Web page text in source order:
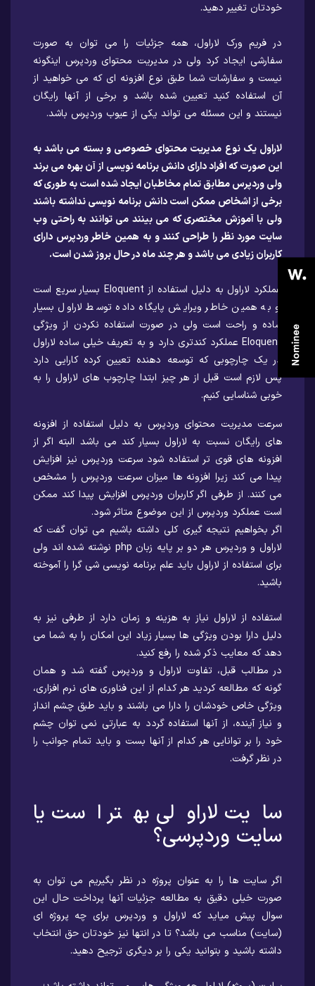
خودتان تغییر دهید.
در فریم ورک لاراول، همه جزئیات را می توان به صورت
سفارشی ایجاد کرد ولی در مدیریت محتوای وردپرس اینگونه
نیست و سفارشات شما طبق نوع افزونه ای که می خواهید از
آن استفاده کنید تعیین شده باشد و برخی از آنها رایگان
نیستند و این مسئله می تواند یکی از عیوب وردپرس باشد.
لاراول یک نوع مدیریت محتوای خصوصی و بسته می باشد به
این صورت که افراد دارای دانش برنامه نویسی از آن بهره می برند
ولی وردپرس مطابق تمام مخاطبان ایجاد شده است به طوری که
برخی از اشخاص ممکن است دانش برنامه نویسی نداشته باشند
ولی با آموزش مختصری که می بینند می توانند به راحتی وب
سایت مورد نظر را طراحی کنند و به همین خاطر وردپرس دارای
کاربران زیادی می باشد و هر چند ماه در حال بروز شدن است.
عملکرد لاراول به دلیل استفاده از Eloquent بسیار سریع است
و به همین خاطر ویرایش پایگاه داده توسط لاراول بسیار
ساده و راحت است ولی در صورت استفاده نکردن از ویژگی
Eloquent عملکرد کندتری دارد و به تعریف خیلی ساده لاراول
در یک چارچوبی که توسعه دهنده تعیین کرده کارایی دارد
پس لازم است قبل از هر چیز ابتدا چارچوب های لاراول را به
خوبی شناسایی کنیم.
سرعت مدیریت محتوای وردپرس به دلیل استفاده از افزونه
های رایگان نسبت به لاراول بسیار کند می باشد البته اگر از
افزونه های قوی تر استفاده شود سرعت وردپرس نیز افزایش
پیدا می کند زیرا افزونه ها میزان سرعت وردپرس را مشخص
می کنند. از طرفی اگر کاربران وردپرس افزایش پیدا کند ممکن
است عملکرد وردپرس از این موضوع متاثر شود.
اگر بخواهیم نتیجه گیری کلی داشته باشیم می توان گفت که
لاراول و وردپرس هر دو بر پایه زبان php نوشته شده اند ولی
برای استفاده از لاراول باید علم برنامه نویسی شی گرا را آموخته
باشید.
استفاده از لاراول نیاز به هزینه و زمان دارد از طرفی نیز به
دلیل دارا بودن ویژگی ها بسیار زیاد این امکان را به شما می
دهد که معایب ذکر شده را رفع کنید.
در مطالب قبل، تفاوت لاراول و وردپرس گفته شد و همان
گونه که مطالعه کردید هر کدام از این فناوری های نرم افزاری،
ویژگی خاص خودشان را دارا می باشند و باید طبق چشم انداز
و نیاز آینده، از آنها استفاده گردد به عبارتی نمی توان چشم
خود را بر توانایی هر کدام از آنها بست و باید تمام جوانب را
در نظر گرفت.
سایت لاراولی بهتر است یا
سایت وردپرسی؟
اگر سایت ها را به عنوان پروژه در نظر بگیریم می توان به
صورت خیلی دقیق به مطالعه جزئیات آنها پرداخت حال این
سوال پیش میاید که لاراول و وردپرس برای چه پروژه ای
(سایت) مناسب می باشد؟ تا در انتها نیز خودتان حق انتخاب
داشته باشید و بتوانید یکی را بر دیگری ترجیح دهید.